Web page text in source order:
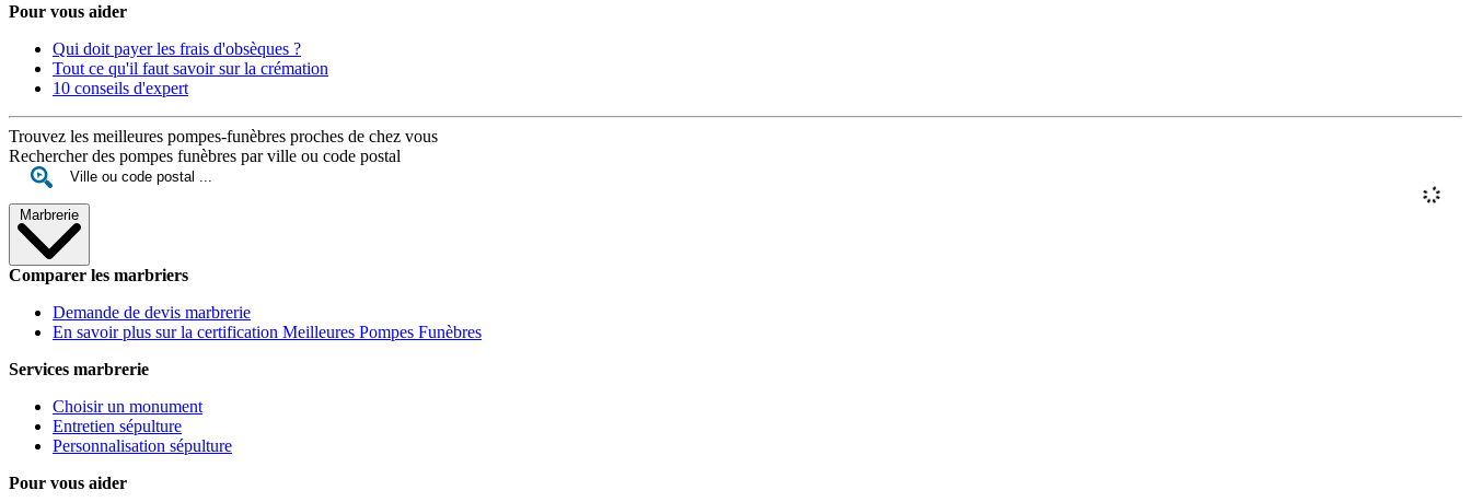
Pour vous aider
Qui doit payer les frais d'obsèques ?
Tout ce qu'il faut savoir sur la crémation
10 conseils d'expert
Trouvez les meilleures pompes-funèbres proches de chez vous
Rechercher des pompes funèbres par ville ou code postal
Marbrerie
Comparer les marbriers
Demande de devis marbrerie
En savoir plus sur la certification Meilleures Pompes Funèbres
Services marbrerie
Choisir un monument
Entretien sépulture
Personnalisation sépulture
Pour vous aider